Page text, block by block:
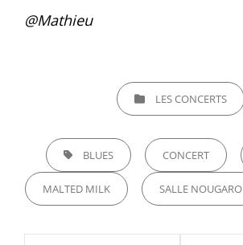
@Mathieu
CATEGORIESLES CONCERTS
TAGS, BLUES CONCERT
MALTED MILK SALLE NOUGARO